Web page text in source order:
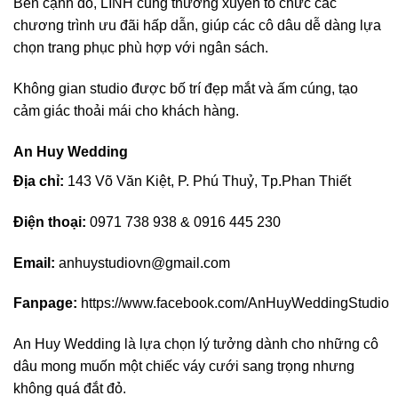
Bên cạnh đó, LINH cũng thường xuyên tổ chức các
chương trình ưu đãi hấp dẫn, giúp các cô dâu dễ dàng lựa
chọn trang phục phù hợp với ngân sách.
Không gian studio được bố trí đẹp mắt và ấm cúng, tạo
cảm giác thoải mái cho khách hàng.
An Huy Wedding
Địa chỉ: 143 Võ Văn Kiệt, P. Phú Thuỷ, Tp.Phan Thiết
Điện thoại: 0971 738 938 & 0916 445 230
Email: anhuystudiovn@gmail.com
Fanpage: https://www.facebook.com/AnHuyWeddingStudio
An Huy Wedding là lựa chọn lý tưởng dành cho những cô
dâu mong muốn một chiếc váy cưới sang trọng nhưng
không quá đắt đỏ.